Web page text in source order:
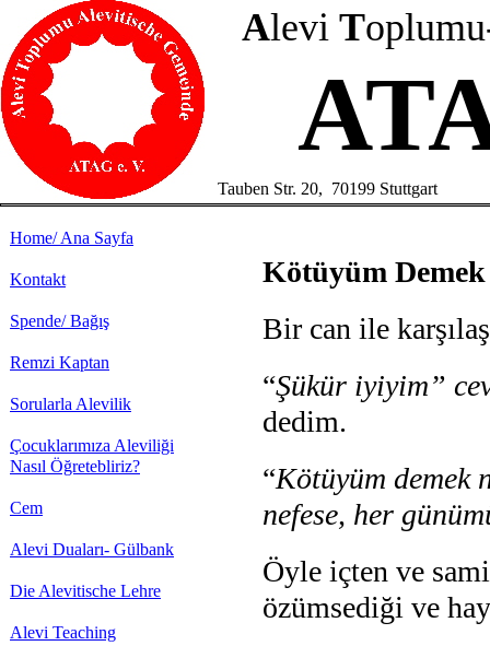
Alevi T
Tauben Str. 20, 70199 Stuttgart
Home/ Ana Sayfa
Kontakt
Spende/ Bağış
Remzi Kaptan
Sorularla Alevilik
Çocuklarımıza Aleviliği
Nasıl Öğretebliriz?
Cem
Alevi Duaları- Gülbank
Die Alevitische Lehre
Alevi Teaching
Kötüyüm
Bir can ile
“Şükür iyiyim”
dedim.
“Kötüyüm demek
nefese, her
Öyle içten ve
özümsediği ve